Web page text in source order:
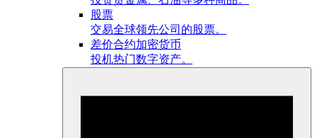
股票
交易全球领先公司的股票。
差价合约加密货币
投机热门数字资产。